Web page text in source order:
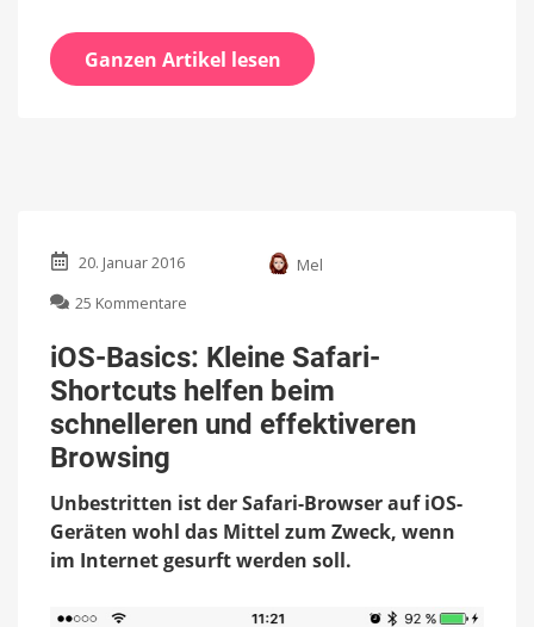
Ganzen Artikel lesen
20. Januar 2016
Mel
25 Kommentare
Basics:
Kleine
Safari-
Shortcuts
helfen
und
effektiveren
Browsing
iOS-Basics: Kleine Safari-
Shortcuts helfen beim
schnelleren und effektiveren
Browsing
Unbestritten ist der Safari-Browser auf iOS-
Geräten wohl das Mittel zum Zweck, wenn
im Internet gesurft werden soll.